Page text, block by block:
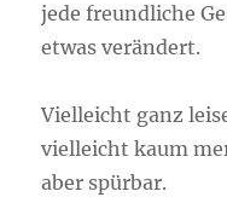
jede freundliche
etwas verändert.
Vielleicht ganz
vielleicht kaum
aber spürbar.